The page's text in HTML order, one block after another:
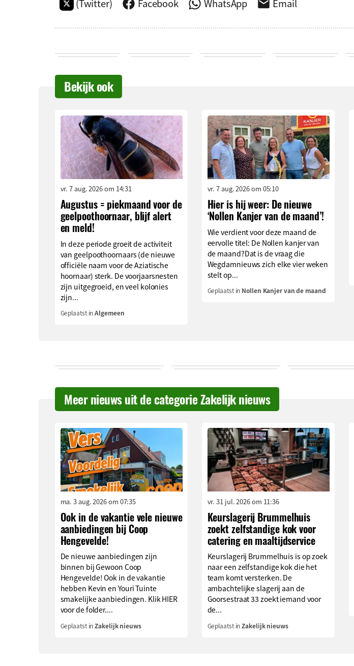
(Twitter) Facebook WhatsApp Email
Bekijk ook
vr. 7 aug. 2026 om 14:31
Augustus = piekmaand voor de
geelpoothoornaar, blijf alert
en meld!
In deze periode groeit de activiteit
van geelpoothoornaars (de nieuwe
officiële naam voor de Aziatische
hoornaar) sterk. De voorjaarsnesten
zijn uitgegroeid, en veel kolonies
zijn...
Geplaatst inAlgemeen
vr. 7 aug. 2026 om 05:10
Hier is hij weer: De nieuwe
‘Nollen Kanjer van de maand’!
Wie verdient voor deze maand de
eervolle titel: De Nollen kanjer van
de maand?Dat is de vraag die
Wegdamnieuws zich elke vier weken
stelt op...
Geplaatst in Nollen Kanjer van de maand
Meer nieuws uit de categorie Zakelijk nieuws
ma. 3 aug. 2026 om 07:35
Ook in de vakantie vele nieuwe
aanbiedingen bij Coop
Hengevelde!
De nieuwe aanbiedingen zijn
binnen bij Gewoon Coop
Hengevelde! Ook in de vakantie
hebben Kevin en Youri Tuinte
smakelijke aanbiedingen. Klik HIER
voor de folder....
Geplaatst inZakelijk nieuws
vr. 31 jul. 2026 om 11:36
Keurslagerij Brummelhuis
zoekt zelfstandige kok voor
catering en maaltijdservice
Keurslagerij Brummelhuis is op zoek
naar een zelfstandige kok die het
team komt versterken. De
ambachtelijke slagerij aan de
Goorsestraat 33 zoekt iemand voor
de...
Geplaatst inZakelijk nieuws